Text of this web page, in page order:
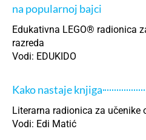
na popularnoj bajci
Edukativna LEGO® radionica
razreda
Vodi: EDUKIDO
Kako nastaje knjiga
Literarna radionica za učenike
Vodi: Edi Matić